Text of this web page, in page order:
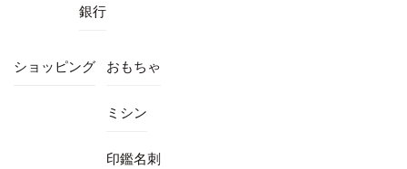
銀行
ショッピング おもちゃ
ミシン
印鑑名刺